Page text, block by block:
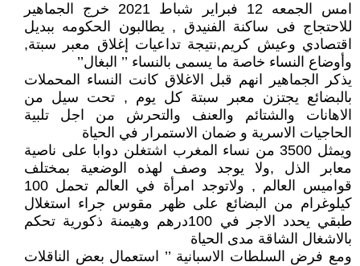
امس الجمعه 12 فبراير شباط 2021 خرج الجماهير
للاحتجاج فى ساكنة الفنيدق , يطالبون الحكومه ببديل
اقتصادي وعيش كريم,نتيجة تداعيات إغلاق معبر سبتة,
وأوضاع النساء خاصة ما يسمى بالنساء ’’ البغال’’
يذكر الجماهير انهم قبل الاغلاق كانت النساء المحملات
بالبضائع يجتزن معبر سبتة كل يوم , تحت سيل من
الاهانات والشتائم والعنف والتحرش من اجل تلبية
الحاجيات الاسرية و ضمان الاستمرار في الحياة
ويمثل 3500 من نساء المغرب اشتغلن دوابا على ناصية
معابر الذل ,ولا يوجد وصف لهذه الوضعية بمختلف
قواميس العالم , ولاتوجد امرأة في العالم تحمل 100
كيلوغرام من البضائع على ظهر مقوس جراء استغلال
طبقي يحدد الاجر في 100درهم وهيمنة ذكورية تحكم
بالاشغال الشاقة مدى الحياة
ومع فرض السلطات الاسبانية ’’ استعمال بعض الناقلات